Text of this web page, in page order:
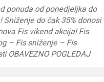
ponuda od ponedjeljka do
Sniženje do čak 35% donosi
Fis vikend akcija! Fis
– Fis sniženje – Fis
OBAVEZNO POGLEDAJ